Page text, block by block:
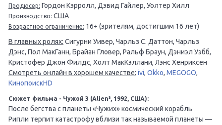
Продюсер: Гордон Кэрролл, Дэвид Гайлер, Уолтер Хилл
Производство: США
Возрастное ограничение: 16+ (зрителям, достигшим 16 лет)
В главных ролях: Сигурни Уивер, Чарльз С. Даттон, Чарльз
Дэнс, Пол МакГанн, Брайан Гловер, Ральф Браун, Дэниэл Уэбб,
Кристофер Джон Филдс, Холт МакКэллани, Лэнс Хенриксен
Смотреть онлайн в хорошем качестве: ivi, Okko, MEGOGO,
КинопоискHD
Сюжет фильма - Чужой 3 (Alien³, 1992, США):
После бегства с планеты «Чужих» космический корабль
Рипли терпит катастрофу вблизи так называемой планеты —